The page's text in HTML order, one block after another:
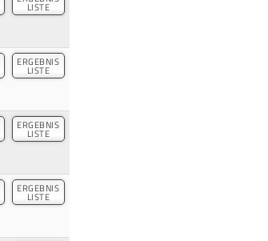
LISTE
ERGEBNIS
LISTE
ERGEBNIS
LISTE
ERGEBNIS
LISTE